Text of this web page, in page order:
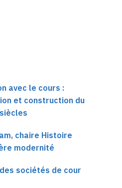
avec le cours :
et construction du
chaire Histoire
modernité
sociétés de cour